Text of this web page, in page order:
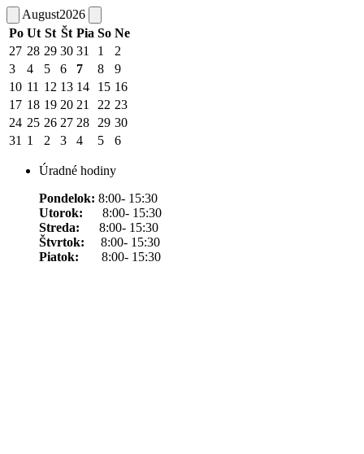
August2026
Po Ut St Št Pia So Ne
27 28 29 30 31 1
2
3
4 5 6 7 8
9
10 11 12 13 14 15 16
17 18 19 20 21 22 23
24 25 26 27 28 29 30
31 1 2 3 4 5 6
Úradné hodiny
Pondelok: 8:00- 15:30
Utorok: 8:00- 15:30
Streda: 8:00- 15:30
Štvrtok: 8:00- 15:30
Piatok: 8:00- 15:30